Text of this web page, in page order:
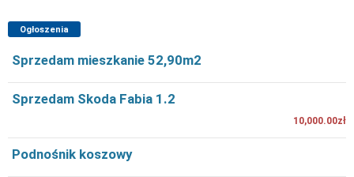
Ogłoszenia
Sprzedam mieszkanie 52,90m2
Sprzedam Skoda Fabia 1.2
10,000.00zł
Podnośnik koszowy